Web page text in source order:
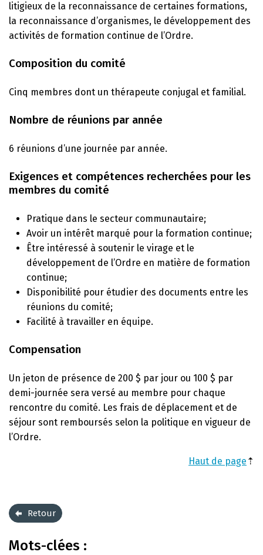
litigieux de la reconnaissance de certaines formations,
la reconnaissance d’organismes, le développement des
activités de formation continue de l’Ordre.
Composition du comité
Cinq membres dont un thérapeute conjugal et familial.
Nombre de réunions par année
6 réunions d’une journée par année.
Exigences et compétences recherchées pour les
membres du comité
Pratique dans le secteur communautaire;
Avoir un intérêt marqué pour la formation continue;
Être intéressé à soutenir le virage et le
développement de l’Ordre en matière de formation
continue;
Disponibilité pour étudier des documents entre les
réunions du comité;
Facilité à travailler en équipe.
Compensation
Un jeton de présence de 200 $ par jour ou 100 $ par
demi-journée sera versé au membre pour chaque
rencontre du comité. Les frais de déplacement et de
séjour sont remboursés selon la politique en vigueur de
l’Ordre.
Haut de page ⇡
Retour
Mots-clées :